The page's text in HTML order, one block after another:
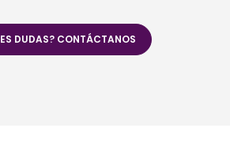
DUDAS? CONTÁCTANOS